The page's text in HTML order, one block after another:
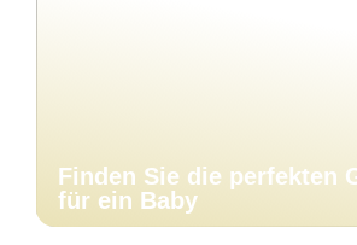
Finden Sie die perfekten
für ein Baby